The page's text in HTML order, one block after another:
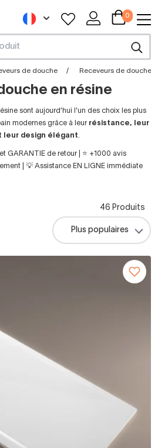
0
de douche Receveurs de douche
en résine
sont aujourd’hui l’un des choix les plus
modernes grâce à leur résistance, leur
leur design élégant.
GARANTIE de retour | ⭐ +1000 avis
| 💡 Assistance EN LIGNE immédiate
46 Produits